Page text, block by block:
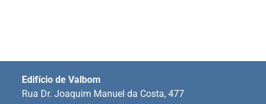
Edifício de Valbom
Rua Dr. Joaquim Manuel da Costa, 477